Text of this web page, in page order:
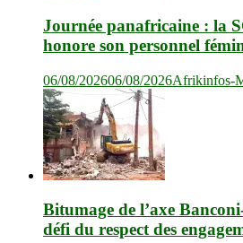
Journée panafricaine : la
honore son personnel
06/08/202606/08/2026Afrikinfos-
Bitumage de l’axe
défi du respect des